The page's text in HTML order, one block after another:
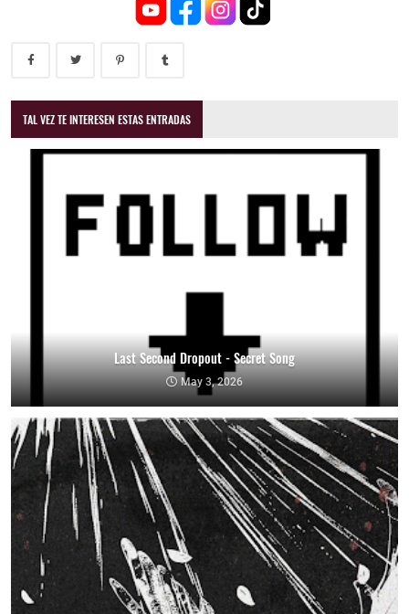
TAL VEZ TE INTERESEN ESTAS ENTRADAS
Last Second Dropout - Secret Song
May 3, 2026